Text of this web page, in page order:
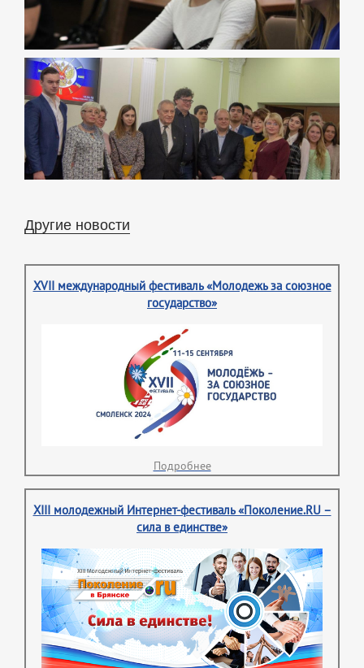
Другие новости
XVII международный фестиваль «Молодежь за союзное
государство»
Подробнее
XIII молодежный Интернет-фестиваль «Поколение.RU –
сила в единстве»